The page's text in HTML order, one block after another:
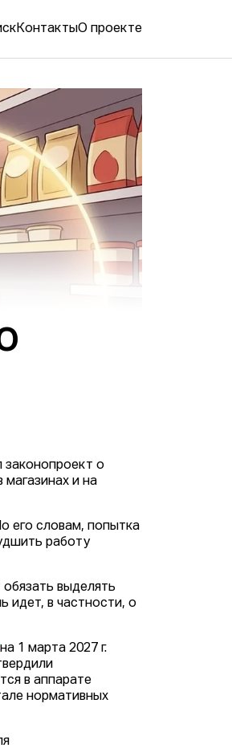
КонтактыО проекте
законопроект о
и на
его словам, попытка
работу
выделять
идет, в частности, о
на 1 марта 2027 г.
в аппарате
нормативных